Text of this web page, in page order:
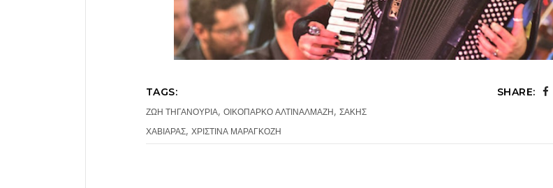
TAGS:
ΖΩΗ ΤΗΓΑΝΟΥΡΙΑ, ΟΙΚΟΠΑΡΚΟ ΑΛΤΙΝΑΛΜΑΖΗ, ΣΑΚΗΣ
ΧΑΒΙΑΡΑΣ, ΧΡΙΣΤΙΝΑ ΜΑΡΑΓΚΟΖΗ
SHARE: